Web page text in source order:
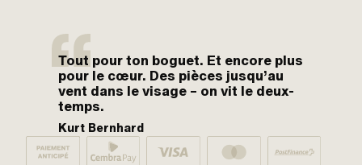
Tout pour ton boguet. Et encore plus
pour le cœur. Des pièces jusqu’au
vent dans le visage – on vit le deux-
temps.
Kurt Bernhard